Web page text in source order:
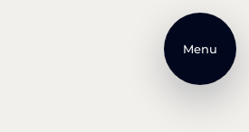
Menu